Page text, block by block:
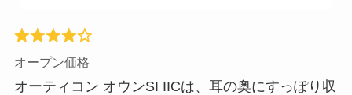
オープン価格
オーティコン オウンSI IICは、耳の奥にすっぽり収